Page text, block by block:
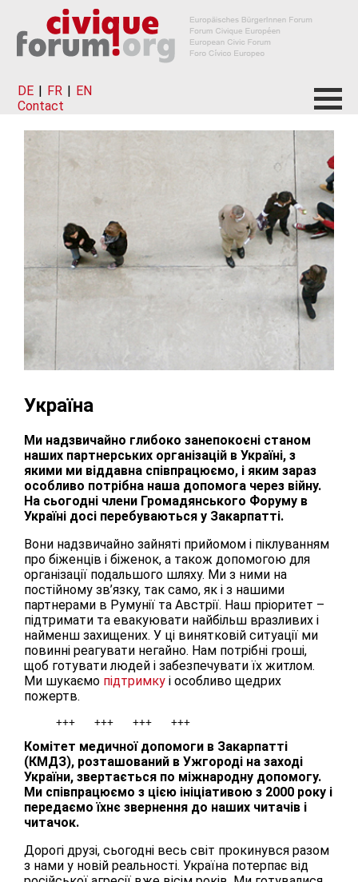
DE | FR | EN
Contact
Україна
Ми надзвичайно глибоко занепокоєні станом
наших партнерських організацій в Україні, з
якими ми віддавна співпрацюємо, і яким зараз
особливо потрібна наша допомога через війну.
На сьогодні члени Громадянського Форуму в
Україні досі перебуваються у Закарпатті.
Вони надзвичайно зайняті прийомом і піклуванням
про біженців і біженок, а також допомогою для
організації подальшого шляху. Ми з ними на
постійному зв’язку, так само, як і з нашими
партнерами в Румунії та Австрії. Наш пріоритет –
підтримати та евакуювати найбільш вразливих і
найменш захищених. У ці винятковій ситуації ми
повинні реагувати негайно. Нам потрібні гроші,
щоб готувати людей і забезпечувати їх житлом.
Ми шукаємо підтримку і особливо щедрих
пожертв.
Комітет медичної допомоги в Закарпатті
(КМДЗ), розташований в Ужгороді на заході
України, звертається по міжнародну допомогу.
Ми співпрацюємо з цією ініціативою з 2000 року і
передаємо їхнє звернення до наших читачів і
читачок.
Дорогі друзі, сьогодні весь світ прокинувся разом
з нами у новій реальності. Україна потерпає від